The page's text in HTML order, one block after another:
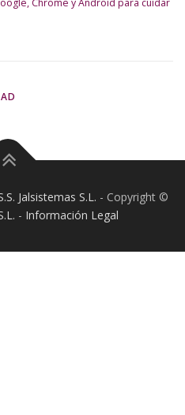
Chrome y Android para cuidar
Jalsistemas S.L. - Copyright ©
- Información Legal